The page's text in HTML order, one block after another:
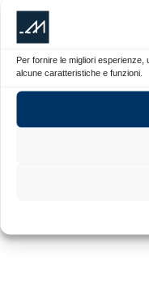
Per fornire le migliori
alcune caratteristiche e funzioni.